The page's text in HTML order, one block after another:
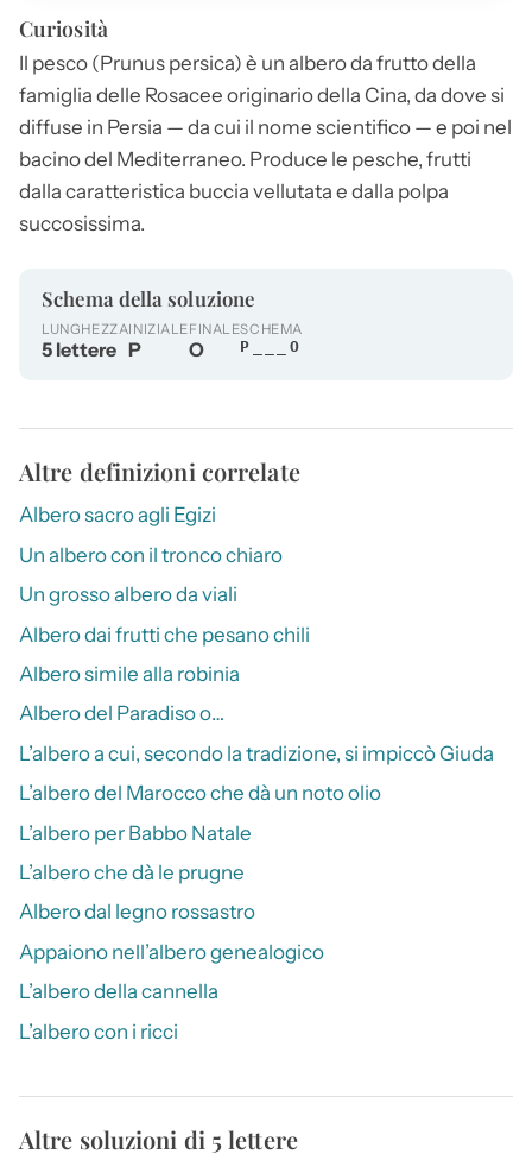
Curiosità
Il pesco (Prunus persica) è un albero da frutto della
famiglia delle Rosacee originario della Cina, da dove si
diffuse in Persia — da cui il nome scientifico — e poi nel
bacino del Mediterraneo. Produce le pesche, frutti
dalla caratteristica buccia vellutata e dalla polpa
succosissima.
Schema della soluzione
LUNGHEZZA
5 lettere
INIZIALE
P
FINALE
O
SCHEMA
P___O
Altre definizioni correlate
Albero sacro agli Egizi
Un albero con il tronco chiaro
Un grosso albero da viali
Albero dai frutti che pesano chili
Albero simile alla robinia
Albero del Paradiso o…
L’albero a cui, secondo la tradizione, si impiccò Giuda
L’albero del Marocco che dà un noto olio
L’albero per Babbo Natale
L’albero che dà le prugne
Albero dal legno rossastro
Appaiono nell’albero genealogico
L’albero della cannella
L’albero con i ricci
Altre soluzioni di 5 lettere